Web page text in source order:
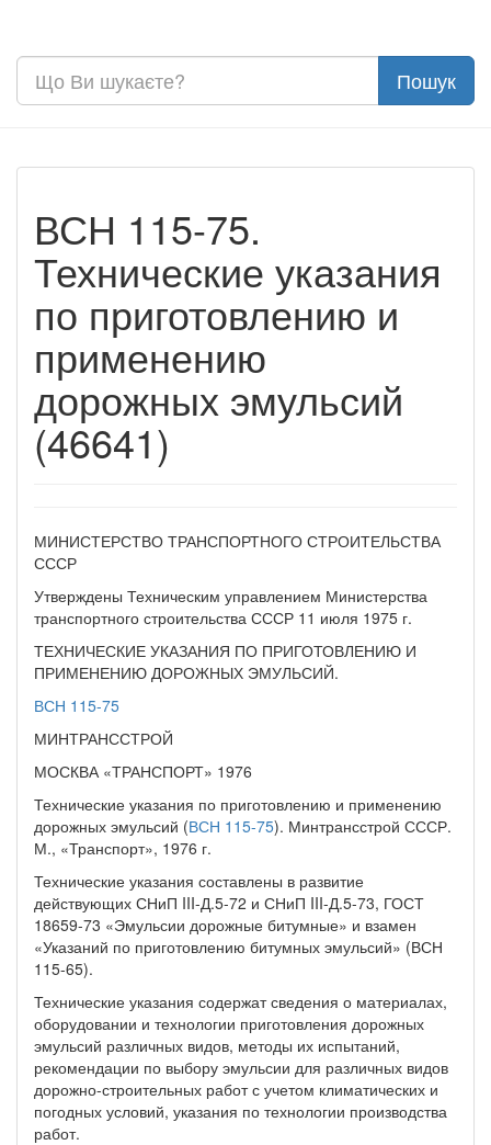
ВСН 115-75.
Технические указания
по приготовлению и
применению
дорожных эмульсий
(46641)
МИНИСТЕРСТВО ТРАНСПОРТНОГО СТРОИТЕЛЬСТВА
СССР
Утверждены Техническим управлением Министерства
транспортного строительства СССР 11 июля 1975 г.
ТЕХНИЧЕСКИЕ УКАЗАНИЯ ПО ПРИГОТОВЛЕНИЮ И
ПРИМЕНЕНИЮ ДОРОЖНЫХ ЭМУЛЬСИЙ.
ВСН 115-75
МИНТРАНССТРОЙ
МОСКВА «ТРАНСПОРТ» 1976
Технические указания по приготовлению и применению
дорожных эмульсий (ВСН 115-75). Минтрансстрой СССР.
М., «Транспорт», 1976 г.
Технические указания составлены в развитие
действующих СНиП III-Д.5-72 и СНиП III-Д.5-73, ГОСТ
18659-73 «Эмульсии дорожные битумные» и взамен
«Указаний по приготовлению битумных эмульсий» (ВСН
115-65).
Технические указания содержат сведения о материалах,
оборудовании и технологии приготовления дорожных
эмульсий различных видов, методы их испытаний,
рекомендации по выбору эмульсии для различных видов
дорожно-строительных работ с учетом климатических и
погодных условий, указания по технологии производства
работ.